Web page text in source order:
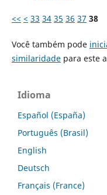
<< < 33 34 35 36 37 38
Você também pode
similaridadepara este
Idioma
Español (España)
Português (Brasil)
English
Deutsch
Français (France)